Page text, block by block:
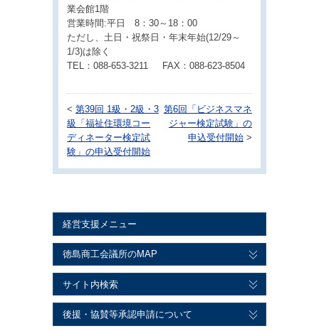
業会館1階
営業時間:平日 8：30～18：00
ただし、土日・祝祭日・年末年始(12/29～
1/3)は除く
TEL：088-653-3211 FAX：088-623-8504
<第39回 1級・2級・3
級「福祉住環境コー
ディネーター検定試
験」の申込受付開始
第6回「ビジネスマネ
ジャー検定試験」の
申込受付開始>
経営支援メニュー
徳島商工会議所のMAP
サイト内検索
後援・協賛等承認申請について